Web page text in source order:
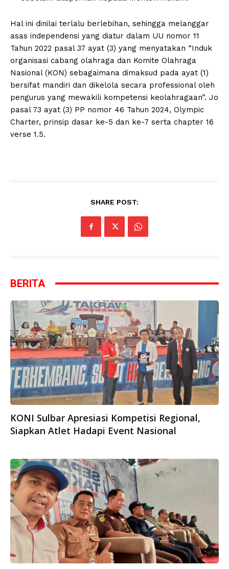
Hal ini dinilai terlalu berlebihan, sehingga melanggar
asas independensi yang diatur dalam UU nomor 11
Tahun 2022 pasal 37 ayat (3) yang menyatakan “Induk
organisasi cabang olahraga dan Komite Olahraga
Nasional (KON) sebagaimana dimaksud pada ayat (1)
bersifat mandiri dan dikelola secara professional oleh
pengurus yang mewakili kompetensi keolahragaan”. Jo
pasal 73 ayat (3) PP nomor 46 Tahun 2024, Olympic
Charter, prinsip dasar ke-5 dan ke-7 serta chapter 16
verse 1.5.
SHARE POST:
BERITA
KONI Sulbar Apresiasi Kompetisi Regional,
Siapkan Atlet Hadapi Event Nasional